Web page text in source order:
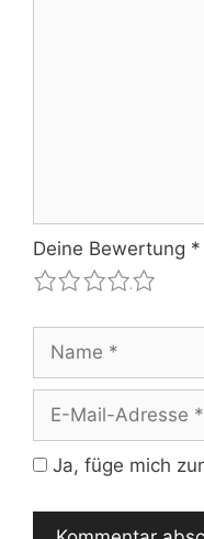
Deine Bewertung *
4
3
2
1
Name
Adresse
Ja, füge mich